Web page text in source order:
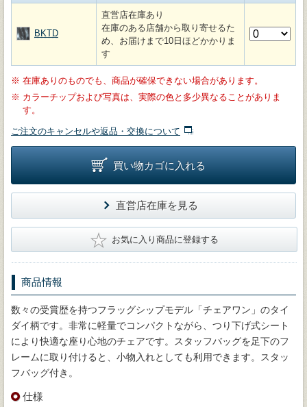
BKTD
直営店在庫あり
在庫のある店舗から取り寄せるた
め、お届けまで10日ほどかかりま
す
※ 在庫ありのものでも、商品が確保できない場合があります。
※ カラーチップおよび写真は、実際の色と多少異なることがありま
す。
ご注文のキャンセルや返品・交換について
買い物カゴに入れる
直営店在庫を見る
★ お気に入り商品に登録する
商品情報
数々の受賞歴を持つフラッグシップモデル「チェアワン」のタイ
ダイ柄です。非常に軽量でコンパクトながら、つり下げ式シート
により快適な座り心地のチェアです。スタッフバッグを足下のフ
レームに取り付けると、小物入れとしても利用できます。スタッ
フバッグ付き。
仕様